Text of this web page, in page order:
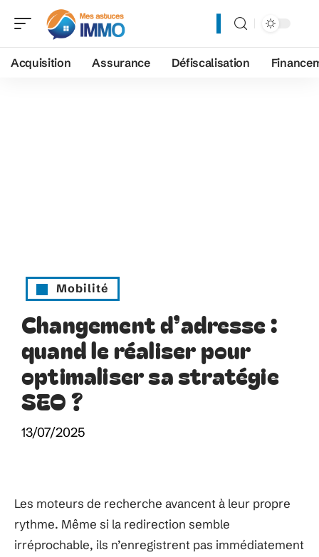
Acquisition Assurance Défiscalisation
Mobilité
Changement d’adresse :
quand le réaliser pour
optimaliser sa stratégie
SEO ?
13/07/2025
Les moteurs de recherche avancent à leur propre
rythme. Même si la redirection semble
irréprochable, ils n’enregistrent pas immédiatement